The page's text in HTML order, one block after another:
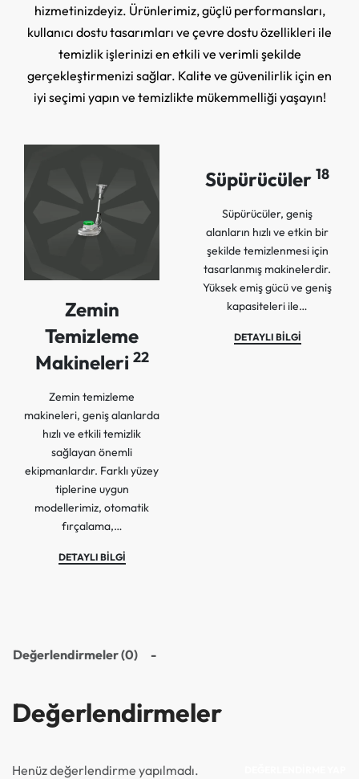
hizmetinizdeyiz. Ürünlerimiz, güçlü performansları,
kullanıcı dostu tasarımları ve çevre dostu özellikleri ile
temizlik işlerinizi en etkili ve verimli şekilde
gerçekleştirmenizi sağlar. Kalite ve güvenilirlik için en
iyi seçimi yapın ve temizlikte mükemmelliği yaşayın!
Zemin
Temizleme
Makineleri 22
Zemin temizleme
makineleri, geniş alanlarda
hızlı ve etkili temizlik
sağlayan önemli
ekipmanlardır. Farklı yüzey
tiplerine uygun
modellerimiz, otomatik
fırçalama,…
DETAYLI BİLGİ
Süpürücüler 18
Süpürücüler, geniş
alanların hızlı ve etkin bir
şekilde temizlenmesi için
tasarlanmış makinelerdir.
Yüksek emiş gücü ve geniş
kapasiteleri ile…
DETAYLI BİLGİ
Değerlendirmeler (0)
Değerlendirmeler
Henüz değerlendirme yapılmadı.